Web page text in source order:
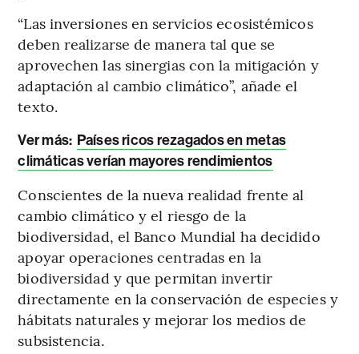
“Las inversiones en servicios ecosistémicos
deben realizarse de manera tal que se
aprovechen las sinergias con la mitigación y
adaptación al cambio climático”, añade el
texto.
Ver más: Países ricos rezagados en metas
climáticas verían mayores rendimientos
Conscientes de la nueva realidad frente al
cambio climático y el riesgo de la
biodiversidad, el Banco Mundial ha decidido
apoyar operaciones centradas en la
biodiversidad y que permitan invertir
directamente en la conservación de especies y
hábitats naturales y mejorar los medios de
subsistencia.